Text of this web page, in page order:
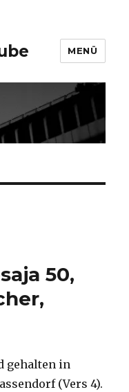
MENÜ
50,
gehalten in
(Vers 4).